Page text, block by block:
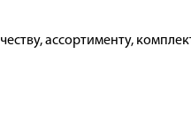
ассортименту,